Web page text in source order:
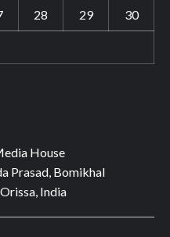
28 29 30
House
Prasad, Bomikhal
India